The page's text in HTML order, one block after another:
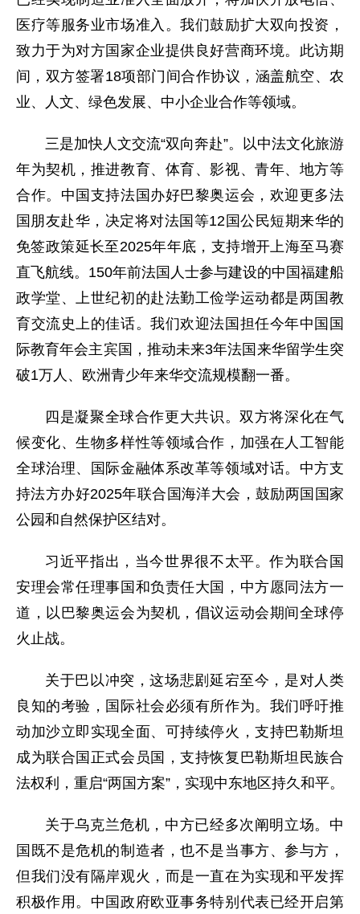
医疗等服务业市场准入。我们鼓励扩大双向投资，
致力于为对方国家企业提供良好营商环境。此访期
间，双方签署18项部门间合作协议，涵盖航空、农
业、人文、绿色发展、中小企业合作等领域。
三是加快人文交流“双向奔赴”。以中法文化旅游
年为契机，推进教育、体育、影视、青年、地方等
合作。中国支持法国办好巴黎奥运会，欢迎更多法
国朋友赴华，决定将对法国等12国公民短期来华的
免签政策延长至2025年年底，支持增开上海至马赛
直飞航线。150年前法国人士参与建设的中国福建船
政学堂、上世纪初的赴法勤工俭学运动都是两国教
育交流史上的佳话。我们欢迎法国担任今年中国国
际教育年会主宾国，推动未来3年法国来华留学生突
破1万人、欧洲青少年来华交流规模翻一番。
四是凝聚全球合作更大共识。双方将深化在气
候变化、生物多样性等领域合作，加强在人工智能
全球治理、国际金融体系改革等领域对话。中方支
持法方办好2025年联合国海洋大会，鼓励两国国家
公园和自然保护区结对。
习近平指出，当今世界很不太平。作为联合国
安理会常任理事国和负责任大国，中方愿同法方一
道，以巴黎奥运会为契机，倡议运动会期间全球停
火止战。
关于巴以冲突，这场悲剧延宕至今，是对人类
良知的考验，国际社会必须有所作为。我们呼吁推
动加沙立即实现全面、可持续停火，支持巴勒斯坦
成为联合国正式会员国，支持恢复巴勒斯坦民族合
法权利，重启“两国方案”，实现中东地区持久和平。
关于乌克兰危机，中方已经多次阐明立场。中
国既不是危机的制造者，也不是当事方、参与方，
但我们没有隔岸观火，而是一直在为实现和平发挥
积极作用。中国政府欧亚事务特别代表已经开启第